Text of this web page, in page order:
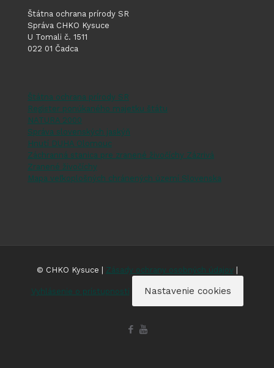
Štátna ochrana prírody SR
Správa CHKO Kysuce
U Tomali č. 1511
022 01 Čadca
Štátna ochrana prírody SR
Register ponúkaného majetku štátu
NATURA 2000
Správa slovenských jaskýň
Hnutí DUHA Olomouc
Záchranná stanica pre zranené živočíchy Zázrivá
Zranené živočíchy
Mapa veľkoplošných chránených území Slovenska
© CHKO Kysuce | Zásady ochrany osobných údajov |
Vyhlásenie o prístupnosti Nastavenie cookies